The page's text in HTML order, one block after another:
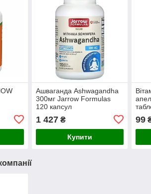
Ашваганда Ashwagandha
300мг Jarrow Formulas
120 капсул
1 427₴
Купити
99